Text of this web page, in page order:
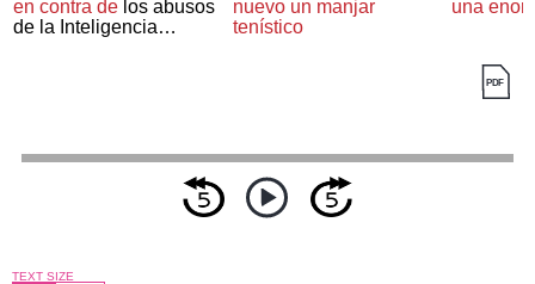
en contra de los abusos
de la Inteligencia
nuevo un manjar
tenístico
una
TEXT SIZE